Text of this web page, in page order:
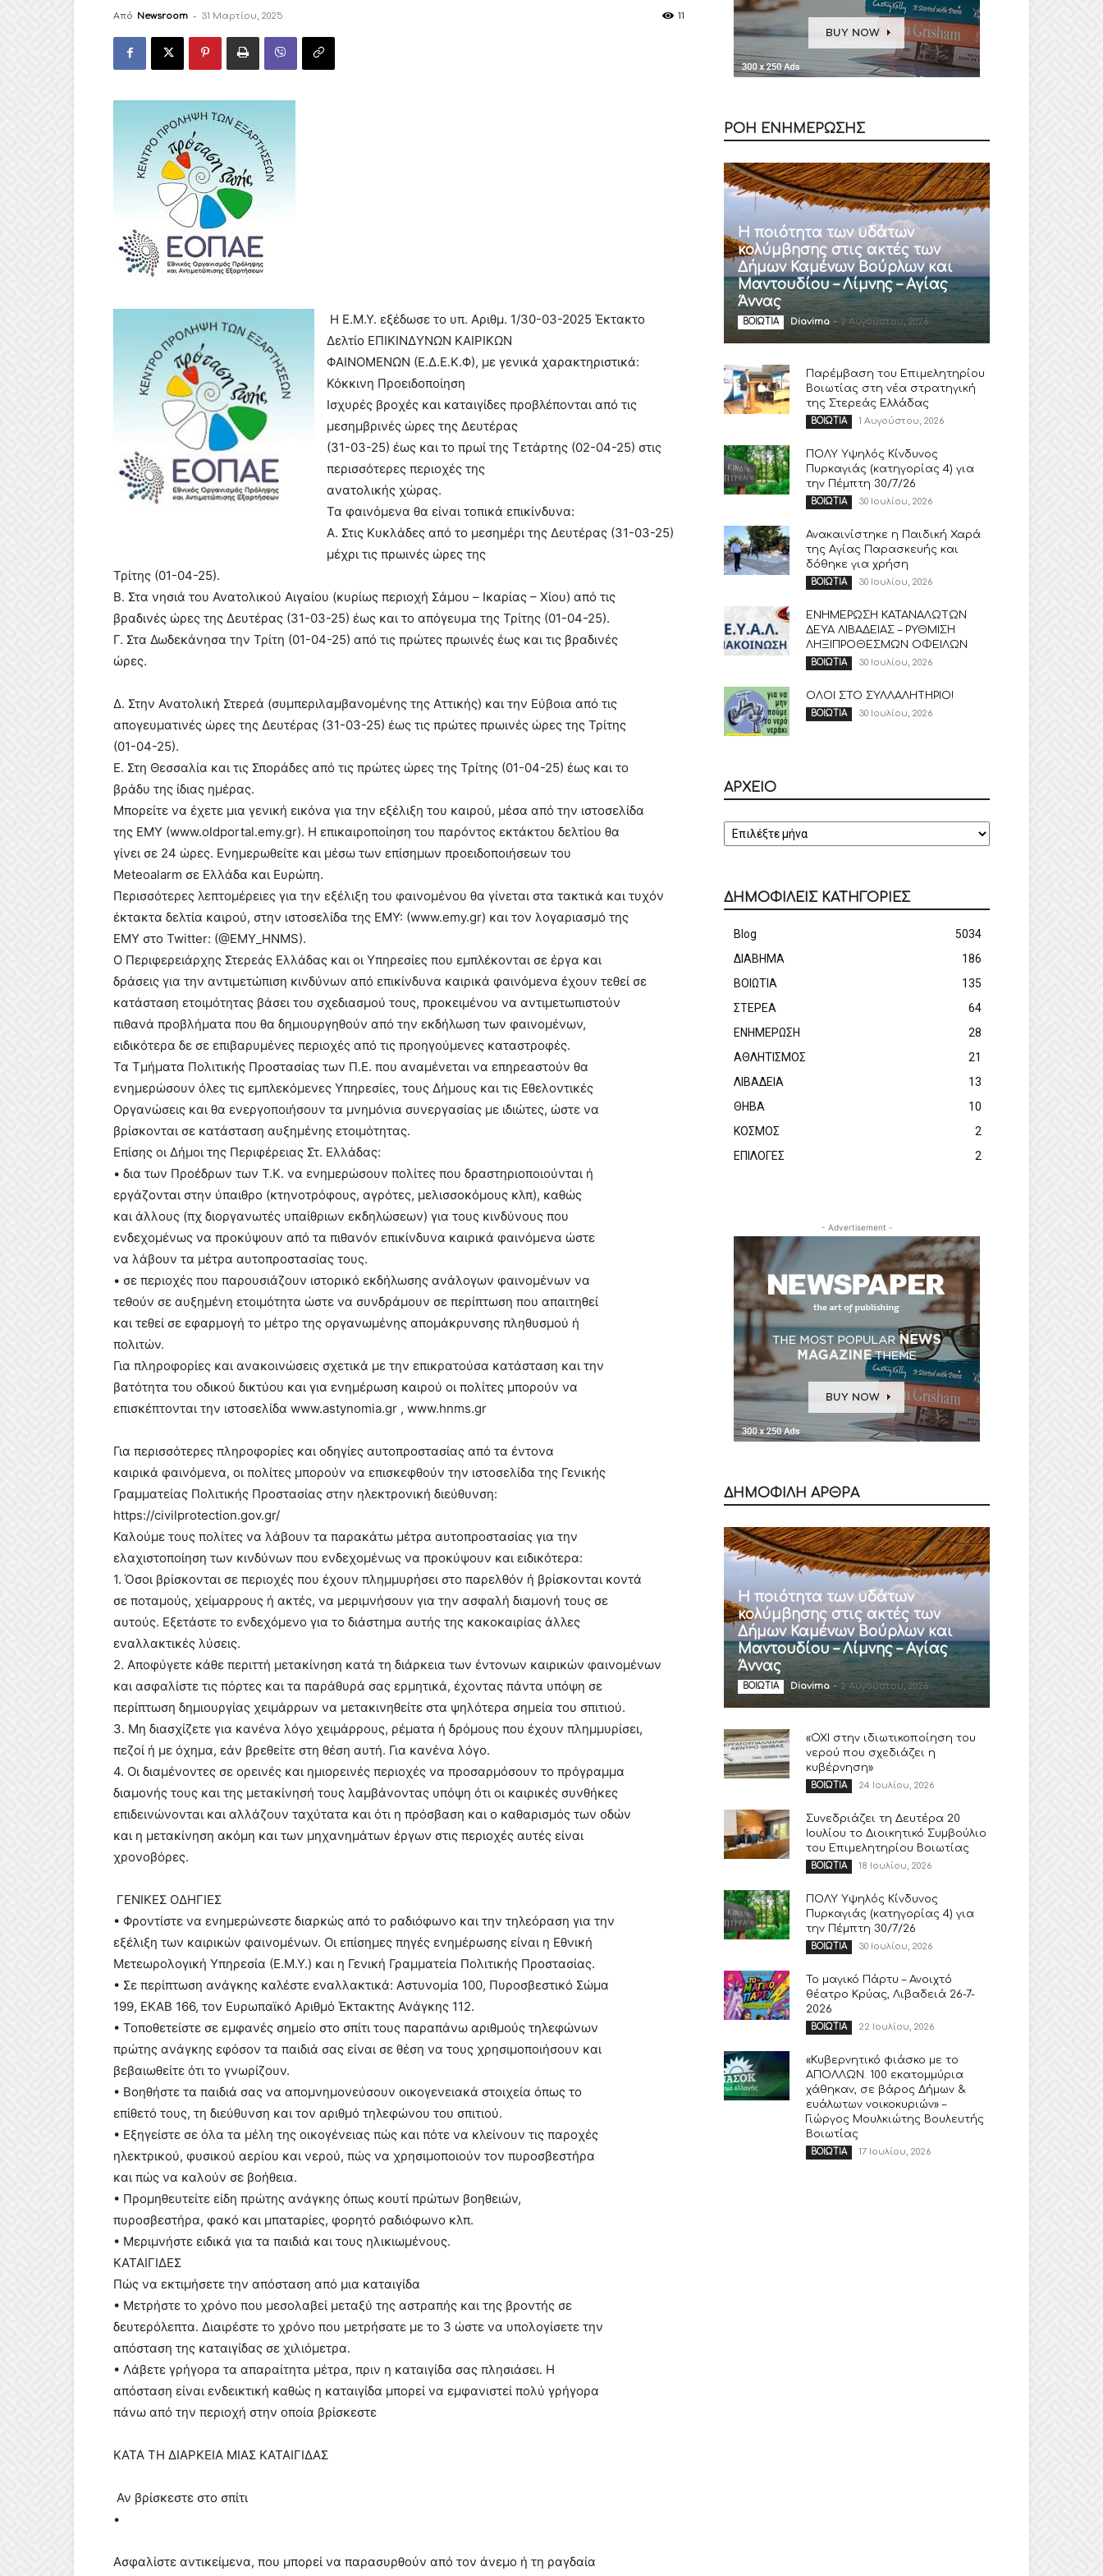
Από Newsroom - 31 Μαρτίου, 2025 11
Η Ε.Μ.Υ. εξέδωσε το υπ. Αριθμ. 1/30-03-2025 Έκτακτο
Δελτίο ΕΠΙΚΙΝΔΥΝΩΝ ΚΑΙΡΙΚΩΝ
ΦΑΙΝΟΜΕΝΩΝ (Ε.Δ.Ε.Κ.Φ), με γενικά χαρακτηριστικά:
Κόκκινη Προειδοποίηση
Ισχυρές βροχές και καταιγίδες προβλέπονται από τις
μεσημβρινές ώρες της Δευτέρας
(31-03-25) έως και το πρωί της Τετάρτης (02-04-25) στις
περισσότερες περιοχές της
ανατολικής χώρας.
Τα φαινόμενα θα είναι τοπικά επικίνδυνα:
Α. Στις Κυκλάδες από το μεσημέρι της Δευτέρας (31-03-25)
μέχρι τις πρωινές ώρες της
Τρίτης (01-04-25).
Β. Στα νησιά του Ανατολικού Αιγαίου (κυρίως περιοχή Σάμου – Ικαρίας – Χίου) από τις
βραδινές ώρες της Δευτέρας (31-03-25) έως και το απόγευμα της Τρίτης (01-04-25).
Γ. Στα Δωδεκάνησα την Τρίτη (01-04-25) από τις πρώτες πρωινές έως και τις βραδινές
ώρες.
Δ. Στην Ανατολική Στερεά (συμπεριλαμβανομένης της Αττικής) και την Εύβοια από τις
απογευματινές ώρες της Δευτέρας (31-03-25) έως τις πρώτες πρωινές ώρες της Τρίτης
(01-04-25).
Ε. Στη Θεσσαλία και τις Σποράδες από τις πρώτες ώρες της Τρίτης (01-04-25) έως και το
βράδυ της ίδιας ημέρας.
Μπορείτε να έχετε μια γενική εικόνα για την εξέλιξη του καιρού, μέσα από την ιστοσελίδα
της ΕΜΥ (www.oldportal.emy.gr). Η επικαιροποίηση του παρόντος εκτάκτου δελτίου θα
γίνει σε 24 ώρες. Ενημερωθείτε και μέσω των επίσημων προειδοποιήσεων του
Meteoalarm σε Ελλάδα και Ευρώπη.
Περισσότερες λεπτομέρειες για την εξέλιξη του φαινομένου θα γίνεται στα τακτικά και τυχόν
έκτακτα δελτία καιρού, στην ιστοσελίδα της ΕΜΥ: (www.emy.gr) και τον λογαριασμό της
ΕΜΥ στο Twitter: (@EMY_HNMS).
Ο Περιφερειάρχης Στερεάς Ελλάδας και οι Υπηρεσίες που εμπλέκονται σε έργα και
δράσεις για την αντιμετώπιση κινδύνων από επικίνδυνα καιρικά φαινόμενα έχουν τεθεί σε
κατάσταση ετοιμότητας βάσει του σχεδιασμού τους, προκειμένου να αντιμετωπιστούν
πιθανά προβλήματα που θα δημιουργηθούν από την εκδήλωση των φαινομένων,
ειδικότερα δε σε επιβαρυμένες περιοχές από τις προηγούμενες καταστροφές.
Τα Τμήματα Πολιτικής Προστασίας των Π.Ε. που αναμένεται να επηρεαστούν θα
ενημερώσουν όλες τις εμπλεκόμενες Υπηρεσίες, τους Δήμους και τις Εθελοντικές
Οργανώσεις και θα ενεργοποιήσουν τα μνημόνια συνεργασίας με ιδιώτες, ώστε να
βρίσκονται σε κατάσταση αυξημένης ετοιμότητας.
Επίσης οι Δήμοι της Περιφέρειας Στ. Ελλάδας:
• δια των Προέδρων των Τ.Κ. να ενημερώσουν πολίτες που δραστηριοποιούνται ή
εργάζονται στην ύπαιθρο (κτηνοτρόφους, αγρότες, μελισσοκόμους κλπ), καθώς
και άλλους (πχ διοργανωτές υπαίθριων εκδηλώσεων) για τους κινδύνους που
ενδεχομένως να προκύψουν από τα πιθανόν επικίνδυνα καιρικά φαινόμενα ώστε
να λάβουν τα μέτρα αυτοπροστασίας τους.
• σε περιοχές που παρουσιάζουν ιστορικό εκδήλωσης ανάλογων φαινομένων να
τεθούν σε αυξημένη ετοιμότητα ώστε να συνδράμουν σε περίπτωση που απαιτηθεί
και τεθεί σε εφαρμογή το μέτρο της οργανωμένης απομάκρυνσης πληθυσμού ή
πολιτών.
Για πληροφορίες και ανακοινώσεις σχετικά με την επικρατούσα κατάσταση και την
βατότητα του οδικού δικτύου και για ενημέρωση καιρού οι πολίτες μπορούν να
επισκέπτονται την ιστοσελίδα www.astynomia.gr , www.hnms.gr
Για περισσότερες πληροφορίες και οδηγίες αυτοπροστασίας από τα έντονα
καιρικά φαινόμενα, οι πολίτες μπορούν να επισκεφθούν την ιστοσελίδα της Γενικής
Γραμματείας Πολιτικής Προστασίας στην ηλεκτρονική διεύθυνση:
https://civilprotection.gov.gr/
Καλούμε τους πολίτες να λάβουν τα παρακάτω μέτρα αυτοπροστασίας για την
ελαχιστοποίηση των κινδύνων που ενδεχομένως να προκύψουν και ειδικότερα:
1. Όσοι βρίσκονται σε περιοχές που έχουν πλημμυρήσει στο παρελθόν ή βρίσκονται κοντά
σε ποταμούς, χείμαρρους ή ακτές, να μεριμνήσουν για την ασφαλή διαμονή τους σε
αυτούς. Εξετάστε το ενδεχόμενο για το διάστημα αυτής της κακοκαιρίας άλλες
εναλλακτικές λύσεις.
2. Αποφύγετε κάθε περιττή μετακίνηση κατά τη διάρκεια των έντονων καιρικών φαινομένων
και ασφαλίστε τις πόρτες και τα παράθυρά σας ερμητικά, έχοντας πάντα υπόψη σε
περίπτωση δημιουργίας χειμάρρων να μετακινηθείτε στα ψηλότερα σημεία του σπιτιού.
3. Μη διασχίζετε για κανένα λόγο χειμάρρους, ρέματα ή δρόμους που έχουν πλημμυρίσει,
πεζοί ή με όχημα, εάν βρεθείτε στη θέση αυτή. Για κανένα λόγο.
4. Οι διαμένοντες σε ορεινές και ημιορεινές περιοχές να προσαρμόσουν το πρόγραμμα
διαμονής τους και της μετακίνησή τους λαμβάνοντας υπόψη ότι οι καιρικές συνθήκες
επιδεινώνονται και αλλάζουν ταχύτατα και ότι η πρόσβαση και ο καθαρισμός των οδών
και η μετακίνηση ακόμη και των μηχανημάτων έργων στις περιοχές αυτές είναι
χρονοβόρες.
ΓΕΝΙΚΕΣ ΟΔΗΓΙΕΣ
• Φροντίστε να ενημερώνεστε διαρκώς από το ραδιόφωνο και την τηλεόραση για την
εξέλιξη των καιρικών φαινομένων. Οι επίσημες πηγές ενημέρωσης είναι η Εθνική
Μετεωρολογική Υπηρεσία (Ε.Μ.Υ.) και η Γενική Γραμματεία Πολιτικής Προστασίας.
• Σε περίπτωση ανάγκης καλέστε εναλλακτικά: Αστυνομία 100, Πυροσβεστικό Σώμα
199, ΕΚΑΒ 166, τον Ευρωπαϊκό Αριθμό Έκτακτης Ανάγκης 112.
• Τοποθετείστε σε εμφανές σημείο στο σπίτι τους παραπάνω αριθμούς τηλεφώνων
πρώτης ανάγκης εφόσον τα παιδιά σας είναι σε θέση να τους χρησιμοποιήσουν και
βεβαιωθείτε ότι το γνωρίζουν.
• Βοηθήστε τα παιδιά σας να απομνημονεύσουν οικογενειακά στοιχεία όπως το
επίθετό τους, τη διεύθυνση και τον αριθμό τηλεφώνου του σπιτιού.
• Εξηγείστε σε όλα τα μέλη της οικογένειας πώς και πότε να κλείνουν τις παροχές
ηλεκτρικού, φυσικού αερίου και νερού, πώς να χρησιμοποιούν τον πυροσβεστήρα
και πώς να καλούν σε βοήθεια.
• Προμηθευτείτε είδη πρώτης ανάγκης όπως κουτί πρώτων βοηθειών,
πυροσβεστήρα, φακό και μπαταρίες, φορητό ραδιόφωνο κλπ.
• Μεριμνήστε ειδικά για τα παιδιά και τους ηλικιωμένους.
ΚΑΤΑΙΓΙΔΕΣ
Πώς να εκτιμήσετε την απόσταση από μια καταιγίδα
• Μετρήστε το χρόνο που μεσολαβεί μεταξύ της αστραπής και της βροντής σε
δευτερόλεπτα. Διαιρέστε το χρόνο που μετρήσατε με το 3 ώστε να υπολογίσετε την
απόσταση της καταιγίδας σε χιλιόμετρα.
• Λάβετε γρήγορα τα απαραίτητα μέτρα, πριν η καταιγίδα σας πλησιάσει. Η
απόσταση είναι ενδεικτική καθώς η καταιγίδα μπορεί να εμφανιστεί πολύ γρήγορα
πάνω από την περιοχή στην οποία βρίσκεστε
ΚΑΤΑ ΤΗ ΔΙΑΡΚΕΙΑ ΜΙΑΣ ΚΑΤΑΙΓΙΔΑΣ
Αν βρίσκεστε στο σπίτι
•
Ασφαλίστε αντικείμενα, που μπορεί να παρασυρθούν από τον άνεμο ή τη ραγδαία
ΡΟΗ ΕΝΗΜΕΡΩΣΗΣ
Η ποιότητα των υδάτων
κολύμβησης στις ακτές των
Δήμων Καμένων Βούρλων και
Μαντουδίου – Λίμνης – Αγίας
Άννας
ΒΟΙΩΤΙΑ Diavima - 2 Αυγούστου, 2026
Παρέμβαση του Επιμελητηρίου
Βοιωτίας στη νέα στρατηγική
της Στερεάς Ελλάδας
ΒΟΙΩΤΙΑ 1 Αυγούστου, 2026
ΠΟΛΥ Υψηλός Κίνδυνος
Πυρκαγιάς (κατηγορίας 4) για
την Πέμπτη 30/7/26
ΒΟΙΩΤΙΑ 30 Ιουλίου, 2026
Ανακαινίστηκε η Παιδική Χαρά
της Αγίας Παρασκευής και
δόθηκε για χρήση
ΒΟΙΩΤΙΑ 30 Ιουλίου, 2026
ΕΝΗΜΕΡΩΣΗ ΚΑΤΑΝΑΛΩΤΩΝ
ΔΕΥΑ ΛΙΒΑΔΕΙΑΣ – ΡΥΘΜΙΣΗ
ΛΗΞΙΠΡΟΘΕΣΜΩΝ ΟΦΕΙΛΩΝ
ΒΟΙΩΤΙΑ 30 Ιουλίου, 2026
ΟΛΟΙ ΣΤΟ ΣΥΛΛΑΛΗΤΗΡΙΟ!
ΒΟΙΩΤΙΑ 30 Ιουλίου, 2026
ΑΡΧΕΙΟ
ΔΗΜΟΦΙΛΕΙΣ ΚΑΤΗΓΟΡΙΕΣ
Blog
5034
ΔΙΑΒΗΜΑ
186
ΒΟΙΩΤΙΑ
135
ΣΤΕΡΕΑ
64
ΕΝΗΜΕΡΩΣΗ
28
ΑΘΛΗΤΙΣΜΟΣ
21
ΛΙΒΑΔΕΙΑ
13
ΘΗΒΑ
10
ΚΟΣΜΟΣ
2
ΕΠΙΛΟΓΕΣ
2
- Advertisement -
ΔΗΜΟΦΙΛΗ ΑΡΘΡΑ
Η ποιότητα των υδάτων
κολύμβησης στις ακτές των
Δήμων Καμένων Βούρλων και
Μαντουδίου – Λίμνης – Αγίας
Άννας
ΒΟΙΩΤΙΑ Diavima - 2 Αυγούστου, 2026
«ΟΧΙ στην ιδιωτικοποίηση του
νερού που σχεδιάζει η
κυβέρνηση»
ΒΟΙΩΤΙΑ 24 Ιουλίου, 2026
Συνεδριάζει τη Δευτέρα 20
Ιουλίου το Διοικητικό Συμβούλιο
του Επιμελητηρίου Βοιωτίας
ΒΟΙΩΤΙΑ 18 Ιουλίου, 2026
ΠΟΛΥ Υψηλός Κίνδυνος
Πυρκαγιάς (κατηγορίας 4) για
την Πέμπτη 30/7/26
ΒΟΙΩΤΙΑ 30 Ιουλίου, 2026
Το μαγικό Πάρτυ – Ανοιχτό
θέατρο Κρύας, Λιβαδειά 26-7-
2026
ΒΟΙΩΤΙΑ 22 Ιουλίου, 2026
«Κυβερνητικό φιάσκο με το
ΑΠΟΛΛΩΝ. 100 εκατομμύρια
χάθηκαν, σε βάρος Δήμων &
ευάλωτων νοικοκυριών» –
Γιώργος Μουλκιώτης Βουλευτής
Βοιωτίας
ΒΟΙΩΤΙΑ 17 Ιουλίου, 2026